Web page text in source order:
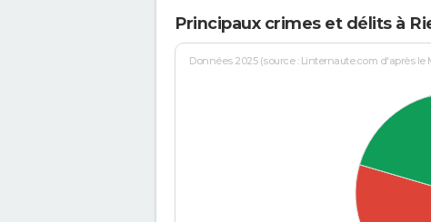
Principaux crimes et délits à
Données 2025 (source : Linternaute.com d'après